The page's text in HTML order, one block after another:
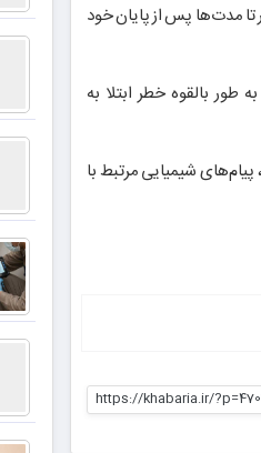
تا مدت‌ها پس از پایان خود
بالقوه خطر ابتلا به
شیمیایی مرتبط با
https://khabaria.ir/